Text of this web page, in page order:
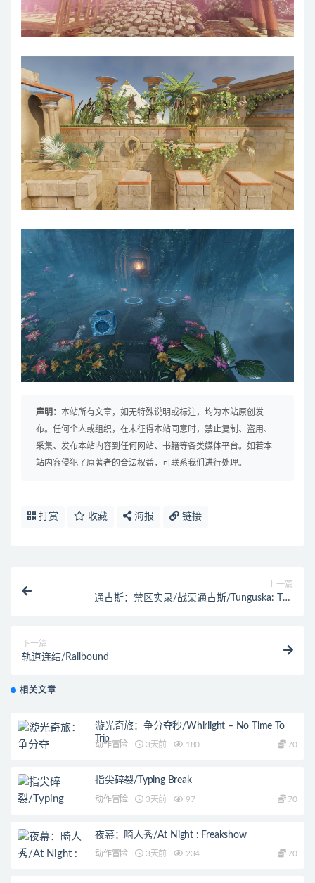
声明： 本站所有文章，如无特殊说明或标注，均为本站原创发
布。任何个人或组织，在未征得本站同意时，禁止复制、盗用、
采集、发布本站内容到任何网站、书籍等各类媒体平台。如若本
站内容侵犯了原著者的合法权益，可联系我们进行处理。
打赏 收藏 海报 链接
上一篇
通古斯：禁区实录/战栗通古斯/Tunguska: The
下一篇
轨道连结/Railbound
相关文章
漩光奇旅：争分夺秒/Whirlight – No Time To
Trip
动作冒险 3天前 180 70
指尖碎裂/Typing Break
动作冒险 3天前 97 70
夜幕：畸人秀/At Night : Freakshow
动作冒险 3天前 234 70